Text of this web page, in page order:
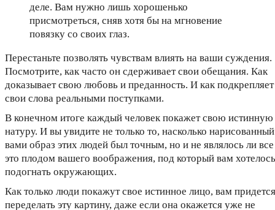
деле. Вам нужно лишь хорошенько
присмотреться, сняв хотя бы на мгновение
повязку со своих глаз.
Перестаньте позволять чувствам влиять на ваши суждения.
Посмотрите, как часто он сдерживает свои обещания. Как
доказывает свою любовь и преданность. И как подкрепляет
свои слова реальными поступками.
В конечном итоге каждый человек покажет свою истинную
натуру. И вы увидите не только то, насколько нарисованный
вами образ этих людей был точным, но и не являлось ли все
это плодом вашего воображения, под который вам хотелось
подогнать окружающих.
Как только люди покажут свое истинное лицо, вам придется
переделать эту картину, даже если она окажется уже не